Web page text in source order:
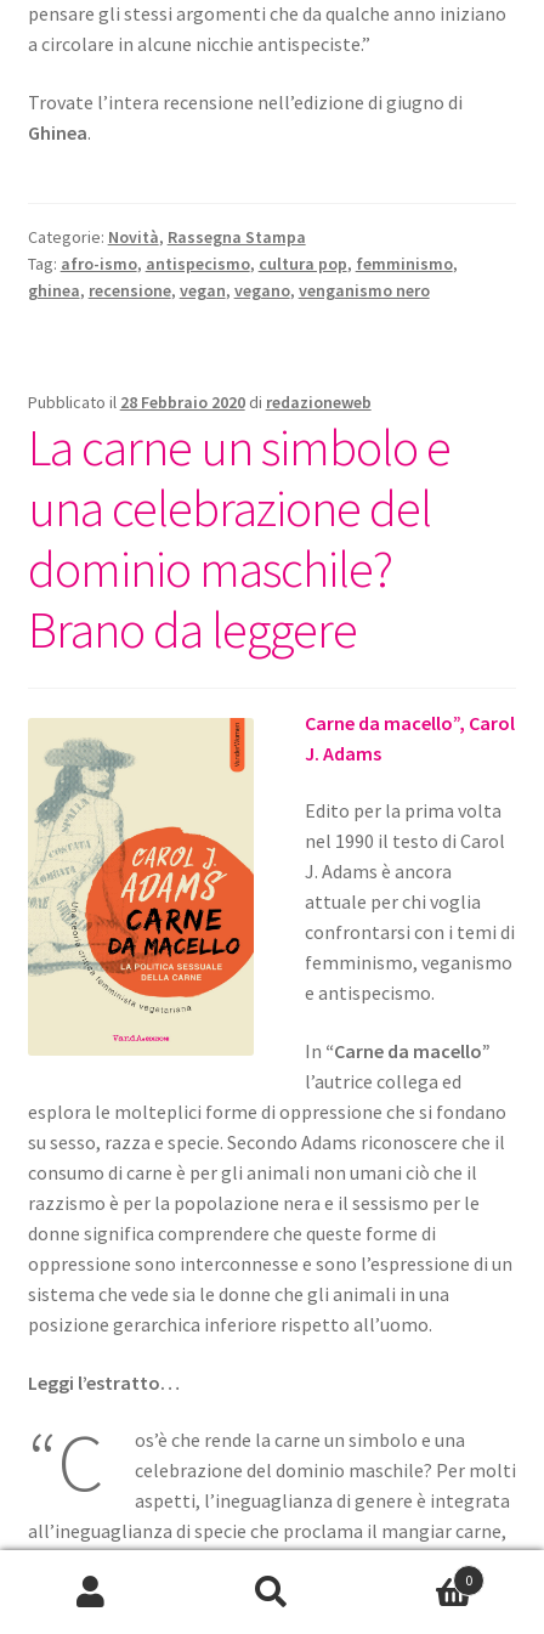
pensare gli stessi argomenti che da qualche anno iniziano
a circolare in alcune nicchie antispeciste.”
Trovate l’intera recensione nell’edizione di giugno di
Ghinea.
Categorie: Novità, Rassegna Stampa
Tag: afro-ismo, antispecismo, cultura pop, femminismo,
ghinea, recensione, vegan, vegano, venganismo nero
Pubblicato il 28 Febbraio 2020 di redazioneweb
La carne un simbolo e
una celebrazione del
dominio maschile?
Brano da leggere
Carne da macello”, Carol
J. Adams
Edito per la prima volta
nel 1990 il testo di Carol
J. Adams è ancora
attuale per chi voglia
confrontarsi con i temi di
femminismo, veganismo
e antispecismo.
In “Carne da macello”
l’autrice collega ed
esplora le molteplici forme di oppressione che si fondano
su sesso, razza e specie. Secondo Adams riconoscere che il
consumo di carne è per gli animali non umani ciò che il
razzismo è per la popolazione nera e il sessismo per le
donne significa comprendere che queste forme di
oppressione sono interconnesse e sono l’espressione di un
sistema che vede sia le donne che gli animali in una
posizione gerarchica inferiore rispetto all’uomo.
Leggi l’estratto…
“C
os’è che rende la carne un simbolo e una
celebrazione del dominio maschile? Per molti
aspetti, l’ineguaglianza di genere è integrata
all’ineguaglianza di specie che proclama il mangiar carne,
procurata dagli uomini. La carne era una derrata con valore
0